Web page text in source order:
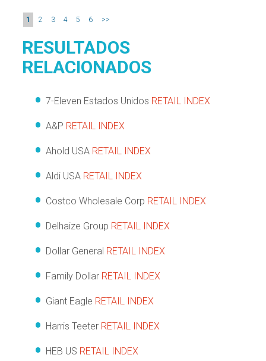
1 2 3 4 5 6 >>
RESULTADOS
RELACIONADOS
7-Eleven Estados Unidos RETAIL INDEX
A&P RETAIL INDEX
Ahold USA RETAIL INDEX
Aldi USA RETAIL INDEX
Costco Wholesale Corp RETAIL INDEX
Delhaize Group RETAIL INDEX
Dollar General RETAIL INDEX
Family Dollar RETAIL INDEX
Giant Eagle RETAIL INDEX
Harris Teeter RETAIL INDEX
HEB US RETAIL INDEX